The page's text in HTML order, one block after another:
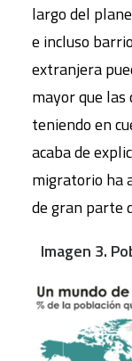
largo del
e incluso
extranjera
mayor que las
teniendo en
acaba de
migratorio ha
de gran parte
Imagen 3.